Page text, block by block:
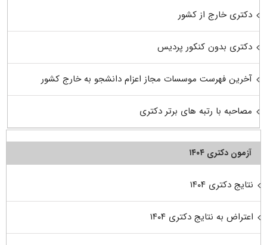
دکتری خارج از کشور
دکتری بدون کنکور پردیس
آخرین فهرست موسسات مجاز اعزام دانشجو به خارج کشور
مصاحبه با رتبه های برتر دکتری
آزمون دکتری ۱۴۰۴
نتایج دکتری ۱۴۰۴
اعتراض به نتایج دکتری ۱۴۰۴